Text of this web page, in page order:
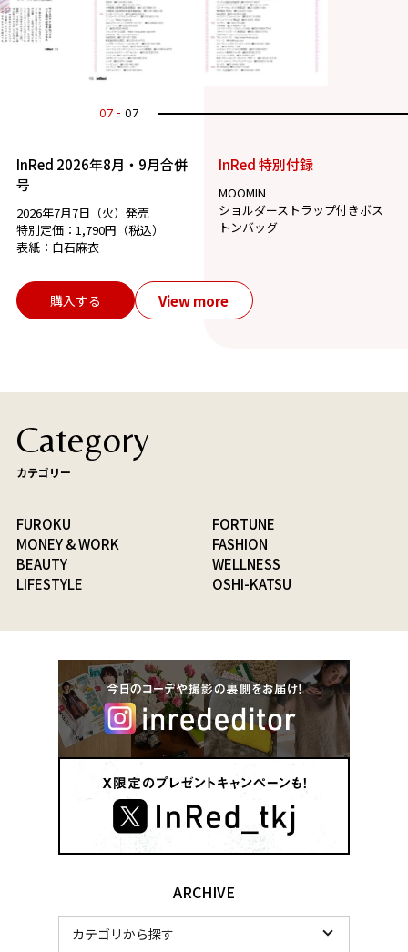
07 07
InRed 2026年8月・9月合併
号
2026年7月7日（火）発売
特別定価：1,790円（税込）
表紙：白石麻衣
InRed 特別付録
MOOMIN
ショルダーストラップ付きボス
トンバッグ
購入する View more
Category
カテゴリー
FUROKU
FORTUNE
MONEY & WORK
FASHION
BEAUTY
WELLNESS
LIFESTYLE
OSHI-KATSU
ARCHIVE